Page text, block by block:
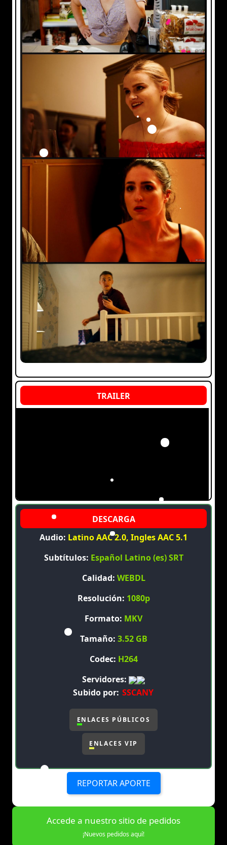
Audio: Latino AAC 2.0, Ingles AAC 5.1
Subtítulos: Español Latino (es) SRT
Calidad: WEBDL
Resolución: 1080p
Formato: MKV
Tamaño: 3.52 GB
Codec: H264
Servidores:
Subido por: SSCANY
ENLACES PÚBLICOS
ENLACES VIP
REPORTAR APORTE
Accede a nuestro sitio de pedidos
¡Nuevos pedidos aquí!